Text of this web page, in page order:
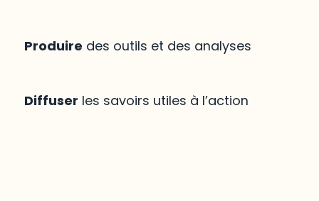
Produire des outils et des analyses
Diffuser les savoirs utiles à l’action